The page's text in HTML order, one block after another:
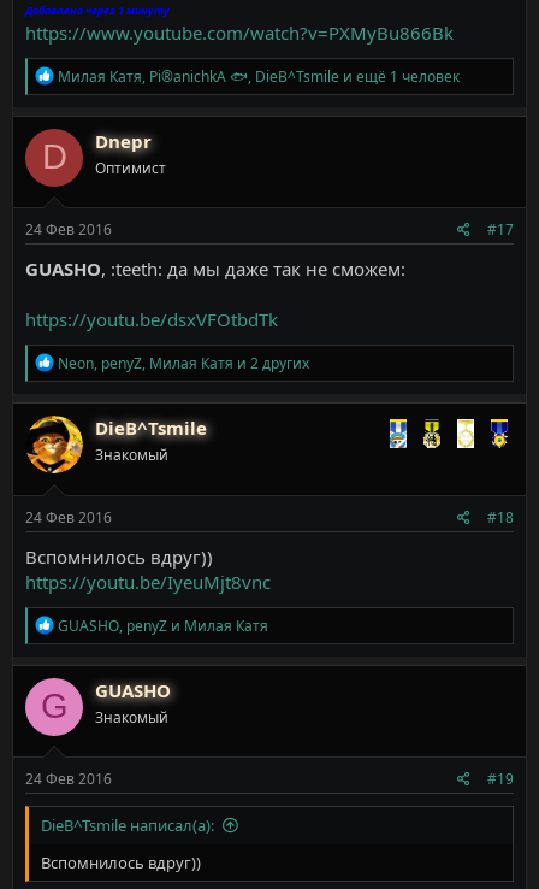
Добавлено через 1 минуту
https://www.youtube.com/watch?v=PXMyBu866Bk
Р
е
а
к
ц
и
и
Милая Катя, Pi®anichkA 🐟, DieB^Tsmile и ещё 1 человек
D Dnepr
Оптимист
24 Фев 2016 #17
GUASHO, :teeth: да мы даже так не сможем:
https://youtu.be/dsxVFOtbdTk
Р
е
а
к
ц
и
и
Neon, penyZ, Милая Катя и 2 других
DieB^Tsmile
Знакомый
24 Фев 2016 #18
Вспомнилось вдруг))
https://youtu.be/IyeuMjt8vnc
Р
е
а
к
ц
и
и
GUASHO, penyZ и Милая Катя
G GUASHO
Знакомый
24 Фев 2016 #19
DieB^Tsmile написал(а):
Вспомнилось вдруг))